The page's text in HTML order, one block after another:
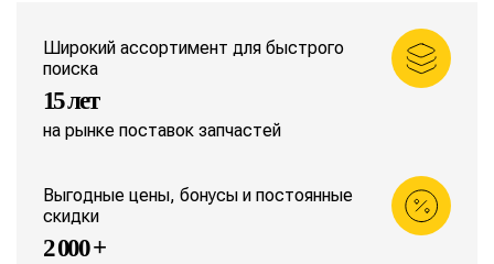
Широкий ассортимент для быстрого
поиска
15 лет
на рынке поставок запчастей
Выгодные цены, бонусы и постоянные
скидки
2 000 +